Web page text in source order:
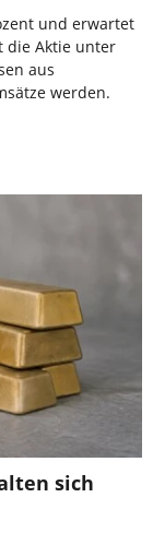
und erwartet
die Aktie unter
aus
werden.
sich